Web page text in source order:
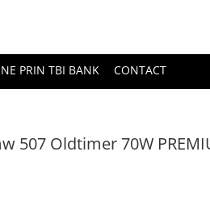
PRIN TBI BANK CONTACT
507 Oldtimer 70W